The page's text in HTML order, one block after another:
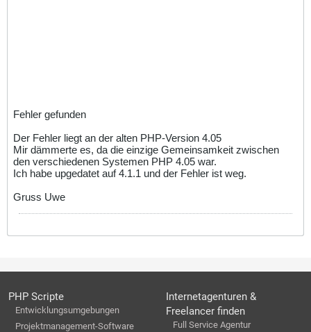
Fehler gefunden
Der Fehler liegt an der alten PHP-Version 4.05
Mir dämmerte es, da die einzige Gemeinsamkeit zwischen
den verschiedenen Systemen PHP 4.05 war.
Ich habe upgedatet auf 4.1.1 und der Fehler ist weg.
Gruss Uwe
PHP Scripte
Entwicklungsumgebungen
Projektmanagement-Software
Internetagenturen &
Freelancer finden
Full Service Agentur